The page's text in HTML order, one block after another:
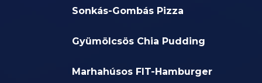
Sonkás-Gombás Pizza
Gyümölcsös Chia Pudding
Marhahúsos FIT-Hamburger